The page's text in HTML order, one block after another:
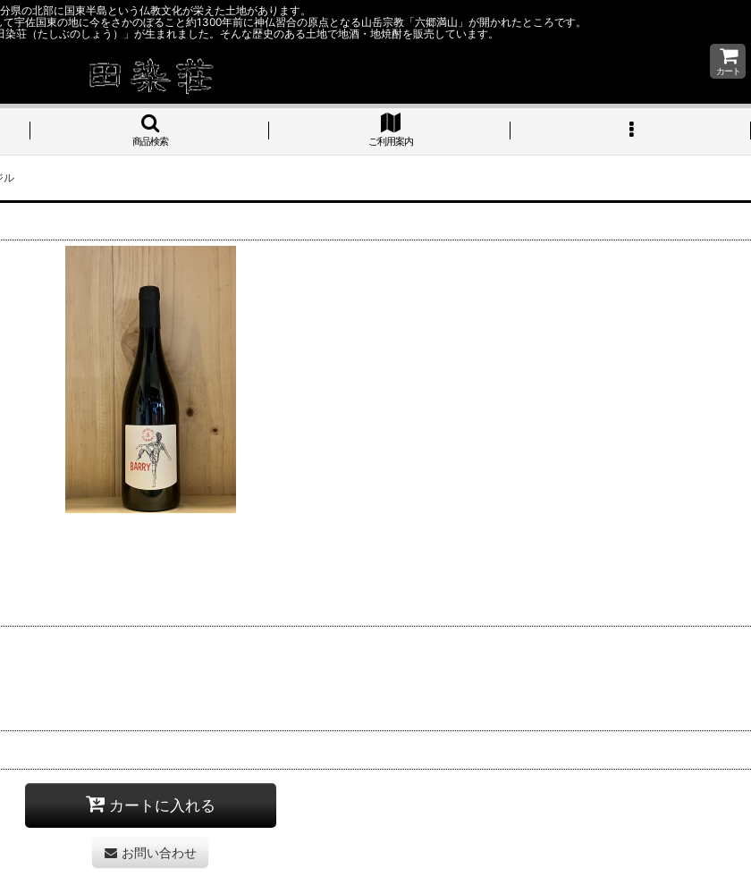
県の北部に国東半島という仏教文化が栄えた土地があります。
宇佐国東の地に今をさかのぼること約1300年前に神仏習合の原点となる山岳宗教「六郷満山」が開かれたところです。
荘（たしぶのしょう）」が生まれました。そんな歴史のある土地で地酒・地焼酎を販売しています。
カート
商品検索 ご利用案内
ル
カートに入れる
お問い合わせ